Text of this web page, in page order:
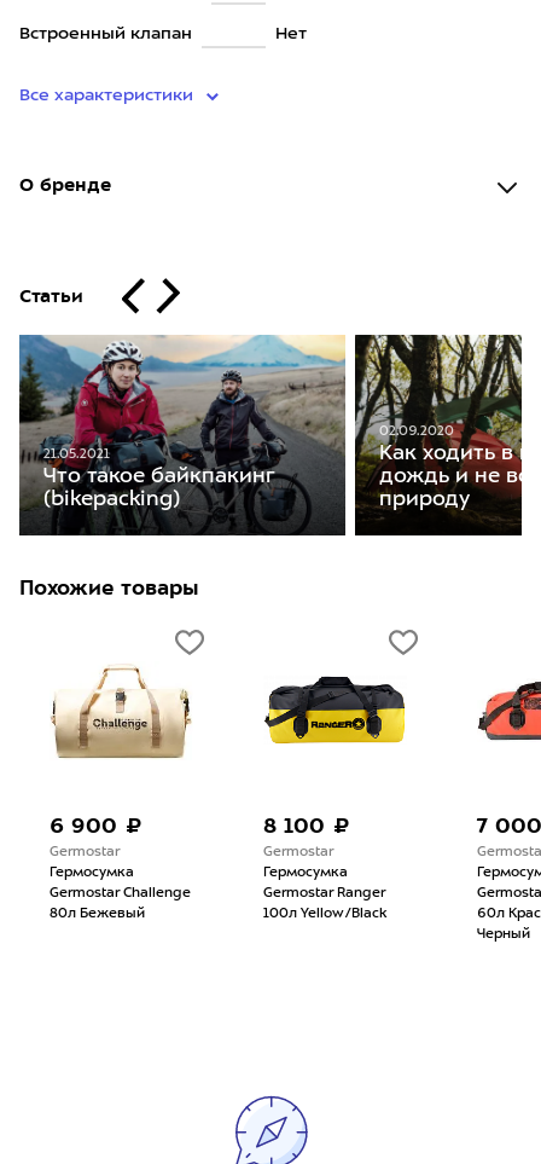
Встроенный клапан Нет
Все характеристики
О бренде
Статьи
21.05.2021
Что такое байкпакинг
(bikepacking)
02.09.2020
Как ходить в
дождь и не
природу
Похожие товары
6 900 ₽
Germostar
Гермосумка
Germostar Challenge
80л Бежевый
8 100 ₽
Germostar
Гермосумка
Germostar Ranger
100л Yellow/Black
7
60л
Черный